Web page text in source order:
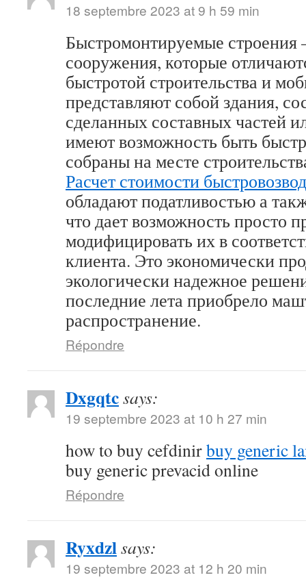
18 septembre 2023 at 9 h 59 min
Быстромонтируемые строения
сооружения, которые
быстротой строительства и
представляют собой здания,
сделанных составных частей
имеют возможность быть
собраны на месте
Расчет стоимости
обладают податливостью а
что дает возможность просто
модифицировать их в
клиента. Это экономически
экологически надежное
последние лета приобрело
распространение.
Répondre
Dxgqtcsays:
19 septembre 2023 at 10 h 27 min
how to buy cefdinirbuy generic
buy generic prevacid online
Répondre
Ryxdzlsays:
19 septembre 2023 at 12 h 20 min